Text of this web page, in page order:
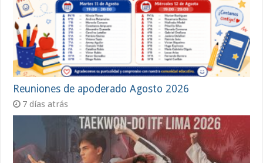
Reuniones de apoderado Agosto 2026
7 días atrás